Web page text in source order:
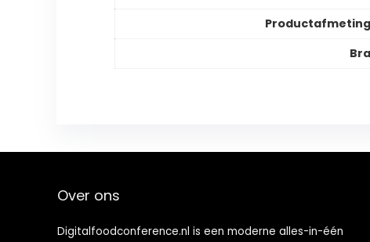
Over ons
Digitalfoodconference.nl is een moderne alles-in-één